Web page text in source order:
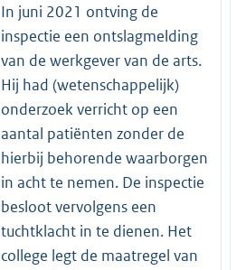
In juni 2021 ontving de
inspectie een ontslagmelding
van de werkgever van de arts.
Hij had (wetenschappelijk)
onderzoek verricht op een
aantal patiënten zonder de
hierbij behorende waarborgen
in acht te nemen. De inspectie
besloot vervolgens een
tuchtklacht in te dienen. Het
college legt de maatregel van